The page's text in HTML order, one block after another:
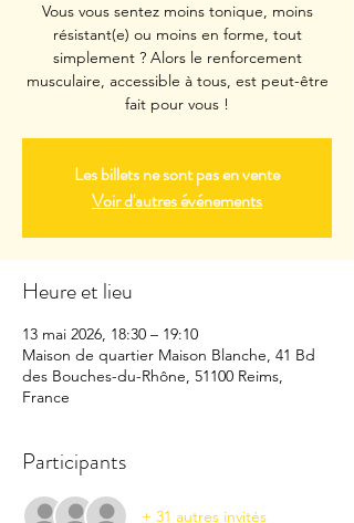
Vous vous sentez moins tonique, moins
résistant(e) ou moins en forme, tout
simplement ? Alors le renforcement
musculaire, accessible à tous, est peut-être
fait pour vous !
Les billets ne sont pas en vente
Voir d'autres événements
Heure et lieu
13 mai 2026, 18:30 – 19:10
Maison de quartier Maison Blanche, 41 Bd
des Bouches-du-Rhône, 51100 Reims,
France
Participants
+ 31 autres invités